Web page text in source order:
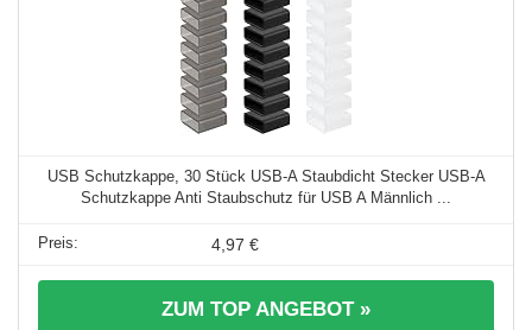
USB Schutzkappe, 30 Stück USB-A Staubdicht Stecker USB-A
Schutzkappe Anti Staubschutz für USB A Männlich ...
4,97 €
ZUM TOP ANGEBOT »